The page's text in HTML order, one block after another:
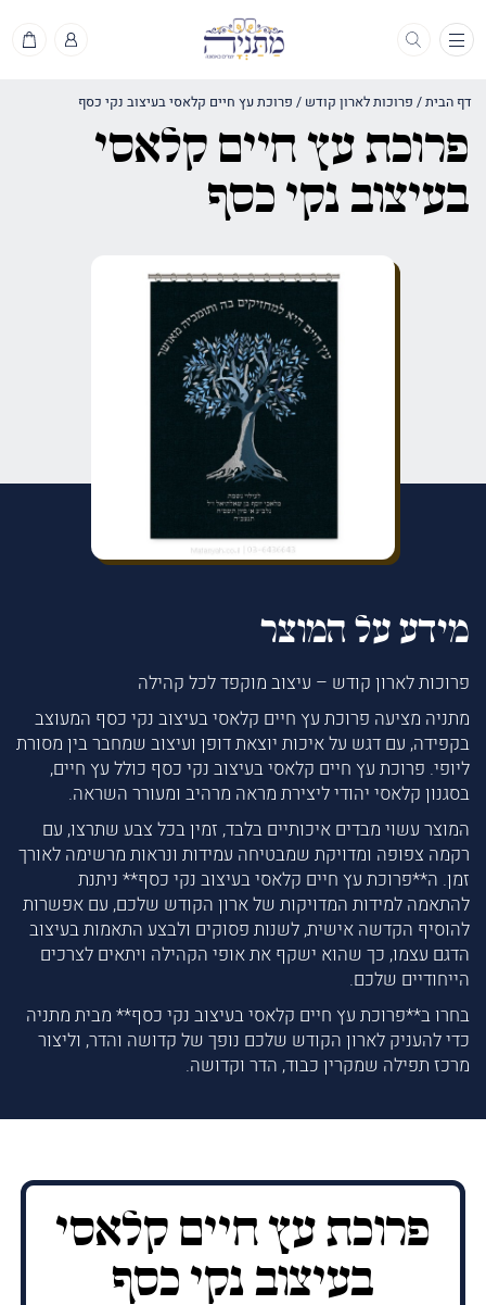
תפריט
דף הבית/ פרוכות לארון קודש / פרוכת עץ חיים קלאסי בעיצוב נקי כסף
פרוכת עץ חיים קלאסי
בעיצוב נקי כסף
מידע על המוצר
פרוכות לארון קודש – עיצוב מוקפד לכל קהילה
מתניה מציעה פרוכת עץ חיים קלאסי בעיצוב נקי כסף המעוצב
בקפידה, עם דגש על איכות יוצאת דופן ועיצוב שמחבר בין מסורת
ליופי. פרוכת עץ חיים קלאסי בעיצוב נקי כסף כולל עץ חיים,
בסגנון קלאסי יהודי ליצירת מראה מרהיב ומעורר השראה.
המוצר עשוי מבדים איכותיים בלבד, זמין בכל צבע שתרצו, עם
רקמה צפופה ומדויקת שמבטיחה עמידות ונראות מרשימה לאורך
זמן. ה**פרוכת עץ חיים קלאסי בעיצוב נקי כסף** ניתנת
להתאמה למידות המדויקות של ארון הקודש שלכם, עם אפשרות
להוסיף הקדשה אישית, לשנות פסוקים ולבצע התאמות בעיצוב
הדגם עצמו, כך שהוא ישקף את אופי הקהילה ויתאים לצרכים
הייחודיים שלכם.
בחרו ב**פרוכת עץ חיים קלאסי בעיצוב נקי כסף** מבית מתניה
כדי להעניק לארון הקודש שלכם נופך של קדושה והדר, וליצור
מרכז תפילה שמקרין כבוד, הדר וקדושה.
פרוכת עץ חיים קלאסי
בעיצוב נקי כסף